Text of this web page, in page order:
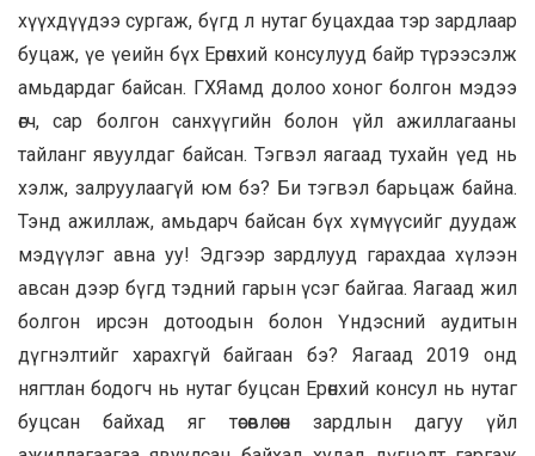
хүүхдүүдээ сургаж, бүгд л нутаг буцахдаа тэр зардлаар
буцаж, үе үеийн бүх Ерөнхий консулууд байр түрээсэлж
амьдардаг байсан. ГХЯамд долоо хоног болгон мэдээ
өгч, сар болгон санхүүгийн болон үйл ажиллагааны
тайланг явуулдаг байсан. Тэгвэл яагаад тухайн үед нь
хэлж, залруулаагүй юм бэ? Би тэгвэл барьцаж байна.
Тэнд ажиллаж, амьдарч байсан бүх хүмүүсийг дуудаж
мэдүүлэг авна уу! Эдгээр зардлууд гарахдаа хүлээн
авсан дээр бүгд тэдний гарын үсэг байгаа. Яагаад жил
болгон ирсэн дотоодын болон Үндэсний аудитын
дүгнэлтийг харахгүй байгаан бэ? Яагаад 2019 онд
нягтлан бодогч нь нутаг буцсан Ерөнхий консул нь нутаг
буцсан байхад яг төсөвлөсөн зардлын дагуу үйл